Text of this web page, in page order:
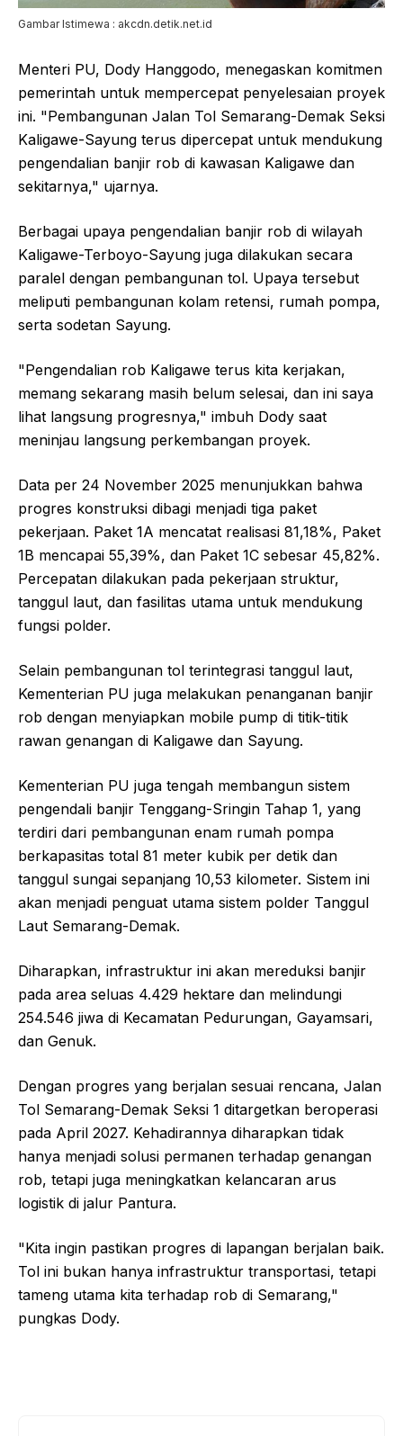
Gambar Istimewa : akcdn.detik.net.id
Menteri PU, Dody Hanggodo, menegaskan komitmen
pemerintah untuk mempercepat penyelesaian proyek
ini. "Pembangunan Jalan Tol Semarang-Demak Seksi
Kaligawe-Sayung terus dipercepat untuk mendukung
pengendalian banjir rob di kawasan Kaligawe dan
sekitarnya," ujarnya.
Berbagai upaya pengendalian banjir rob di wilayah
Kaligawe-Terboyo-Sayung juga dilakukan secara
paralel dengan pembangunan tol. Upaya tersebut
meliputi pembangunan kolam retensi, rumah pompa,
serta sodetan Sayung.
"Pengendalian rob Kaligawe terus kita kerjakan,
memang sekarang masih belum selesai, dan ini saya
lihat langsung progresnya," imbuh Dody saat
meninjau langsung perkembangan proyek.
Data per 24 November 2025 menunjukkan bahwa
progres konstruksi dibagi menjadi tiga paket
pekerjaan. Paket 1A mencatat realisasi 81,18%, Paket
1B mencapai 55,39%, dan Paket 1C sebesar 45,82%.
Percepatan dilakukan pada pekerjaan struktur,
tanggul laut, dan fasilitas utama untuk mendukung
fungsi polder.
Selain pembangunan tol terintegrasi tanggul laut,
Kementerian PU juga melakukan penanganan banjir
rob dengan menyiapkan mobile pump di titik-titik
rawan genangan di Kaligawe dan Sayung.
Kementerian PU juga tengah membangun sistem
pengendali banjir Tenggang-Sringin Tahap 1, yang
terdiri dari pembangunan enam rumah pompa
berkapasitas total 81 meter kubik per detik dan
tanggul sungai sepanjang 10,53 kilometer. Sistem ini
akan menjadi penguat utama sistem polder Tanggul
Laut Semarang-Demak.
Diharapkan, infrastruktur ini akan mereduksi banjir
pada area seluas 4.429 hektare dan melindungi
254.546 jiwa di Kecamatan Pedurungan, Gayamsari,
dan Genuk.
Dengan progres yang berjalan sesuai rencana, Jalan
Tol Semarang-Demak Seksi 1 ditargetkan beroperasi
pada April 2027. Kehadirannya diharapkan tidak
hanya menjadi solusi permanen terhadap genangan
rob, tetapi juga meningkatkan kelancaran arus
logistik di jalur Pantura.
"Kita ingin pastikan progres di lapangan berjalan baik.
Tol ini bukan hanya infrastruktur transportasi, tetapi
tameng utama kita terhadap rob di Semarang,"
pungkas Dody.